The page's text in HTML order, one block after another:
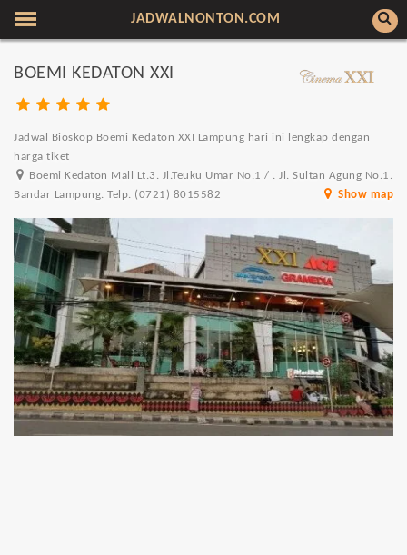
JADWALNONTON.COM
BOEMI KEDATON XXI
Jadwal Bioskop Boemi Kedaton XXI Lampung hari ini lengkap dengan
harga tiket
Boemi Kedaton Mall Lt.3. Jl.Teuku Umar No.1 / . Jl. Sultan Agung No.1.
Bandar Lampung. Telp. (0721) 8015582
Show map